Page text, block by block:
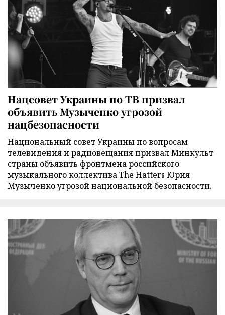
Нацсовет Украины по ТВ призвал
объявить Музыченко угрозой
нацбезопасности
Национальный совет Украины по вопросам
телевидения и радиовещания призвал Минкульт
страны объявить фронтмена российского
музыкального коллектива The Hatters Юрия
Музыченко угрозой национальной безопасности.